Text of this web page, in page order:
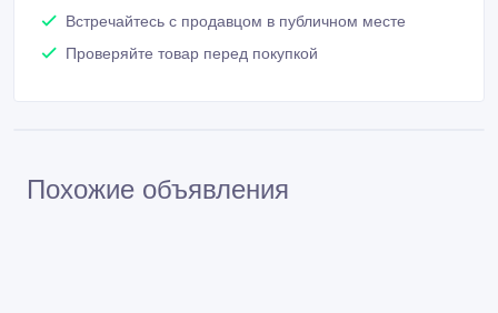
Встречайтесь с продавцом в публичном месте
Проверяйте товар перед покупкой
Похожие объявления